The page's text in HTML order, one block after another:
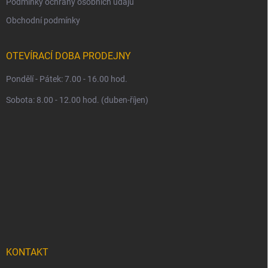
Podmínky ochrany osobních údajů
Obchodní podmínky
OTEVÍRACÍ DOBA PRODEJNY
Pondělí - Pátek: 7.00 - 16.00 hod.
Sobota: 8.00 - 12.00 hod. (duben-říjen)
KONTAKT